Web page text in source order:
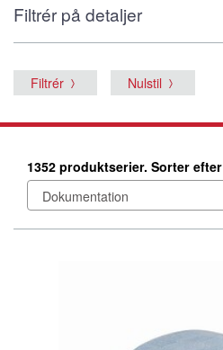
Filtrér på detaljer
Filtrér Nulstil
1352 produktserier. Sorter efter